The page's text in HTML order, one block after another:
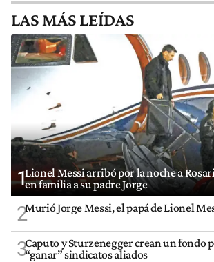
LAS MÁS LEÍDAS
1Lionel Messi arribó por la noche a
en familia a su padre Jorge
2Murió Jorge Messi, el papá de Lionel
3Caputo y Sturzenegger crean un fondo
“ganar” sindicatos aliados